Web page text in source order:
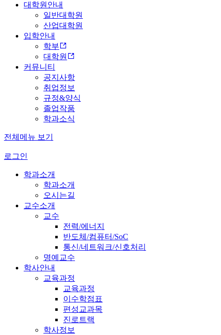
대학원안내
일반대학원
산업대학원
입학안내
학부
대학원
커뮤니티
공지사항
취업정보
규정&양식
졸업작품
학과소식
전체메뉴 보기
로그인
학과소개
학과소개
오시는길
교수소개
교수
전력/에너지
반도체/컴퓨터/SoC
통신/네트워크/신호처리
명예교수
학사안내
교육과정
교육과정
이수학점표
편성교과목
진로트랙
학사정보